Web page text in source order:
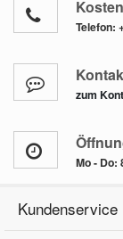
Telefon:
zum
Mo - Do:
Kundenservice